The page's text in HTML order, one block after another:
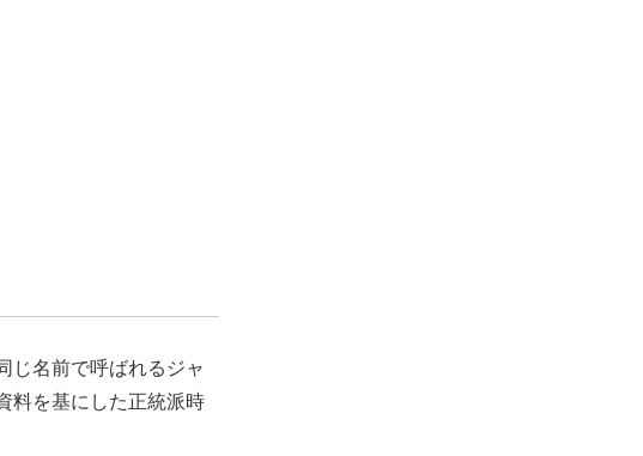
じ名前で呼ばれるジャ
料を基にした正統派時